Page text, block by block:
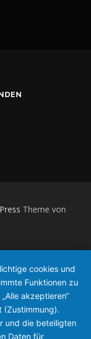
Theme von
cookies und
Funktionen zu
akzeptieren“
(Zustimmung).
und die beteiligten
Daten für